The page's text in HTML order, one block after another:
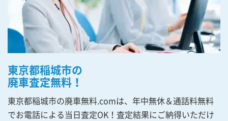
東京都稲城市の
廃車査定無料！
東京都稲城市の廃車無料.comは、年中無休＆通話料無料
でお電話による当日査定OK！査定結果にご納得いただけ